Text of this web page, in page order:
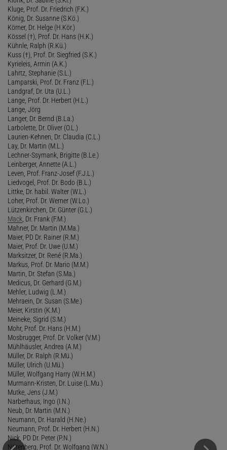
Kluge, Prof. Dr. Friedrich (F.K.)
König, Dr. Susanne (S.Kö.)
Körner, Dr. Helge (H.Kör.)
Kössel (†), Prof. Dr. Hans (H.K.)
Kühnle, Ralph (R.Kü.)
Kuss (†), Prof. Dr. Siegfried (S.K.)
Kyrieleis, Armin (A.K.)
Lahrtz, Stephanie (S.L.)
Lamparski, Prof. Dr. Franz (F.L.)
Landgraf, Dr. Uta (U.L.)
Lange, Prof. Dr. Herbert (H.L.)
Lange, Jörg
Langer, Dr. Bernd (B.La.)
Larbolette, Dr. Oliver (O.L.)
Laurien-Kehnen, Dr. Claudia (C.L.)
Lay, Dr. Martin (M.L.)
Lechner-Ssymank, Brigitte (B.Le.)
Leinberger, Annette (A.L.)
Leven, Prof. Franz-Josef (F.J.L.)
Liedvogel, Prof. Dr. Bodo (B.L.)
Littke, Dr. habil. Walter (W.L.)
Loher, Prof. Dr. Werner (W.Lo.)
Lützenkirchen, Dr. Günter (G.L.)
Mack , Dr. Frank (F.M.)
Mahner, Dr. Martin (M.Ma.)
Maier, PD Dr. Rainer (R.M.)
Maier, Prof. Dr. Uwe (U.M.)
Marksitzer, Dr. René (R.Ma.)
Markus, Prof. Dr. Mario (M.M.)
Martin, Dr. Stefan (S.Ma.)
Medicus, Dr. Gerhard (G.M.)
Mehler, Ludwig (L.M.)
Mehraein, Dr. Susan (S.Me.)
Meier, Kirstin (K.M.)
Meineke, Sigrid (S.M.)
Mohr, Prof. Dr. Hans (H.M.)
Mosbrugger, Prof. Dr. Volker (V.M.)
Mühlhäusler, Andrea (A.M.)
Müller, Dr. Ralph (R.Mü.)
Müller, Ulrich (U.Mü.)
Müller, Wolfgang Harry (W.H.M.)
Murmann-Kristen, Dr. Luise (L.Mu.)
Mutke, Jens (J.M.)
Narberhaus, Ingo (I.N.)
Neub, Dr. Martin (M.N.)
Neumann, Dr. Harald (H.Ne.)
Neumann, Prof. Dr. Herbert (H.N.)
Nick, PD Dr. Peter (P.N.)
Nörenberg, Prof. Dr. Wolfgang (W.N.)